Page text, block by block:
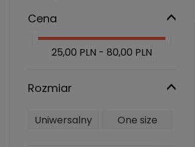
Cena
25,00 PLN - 80,00 PLN
Rozmiar
Uniwersalny One size